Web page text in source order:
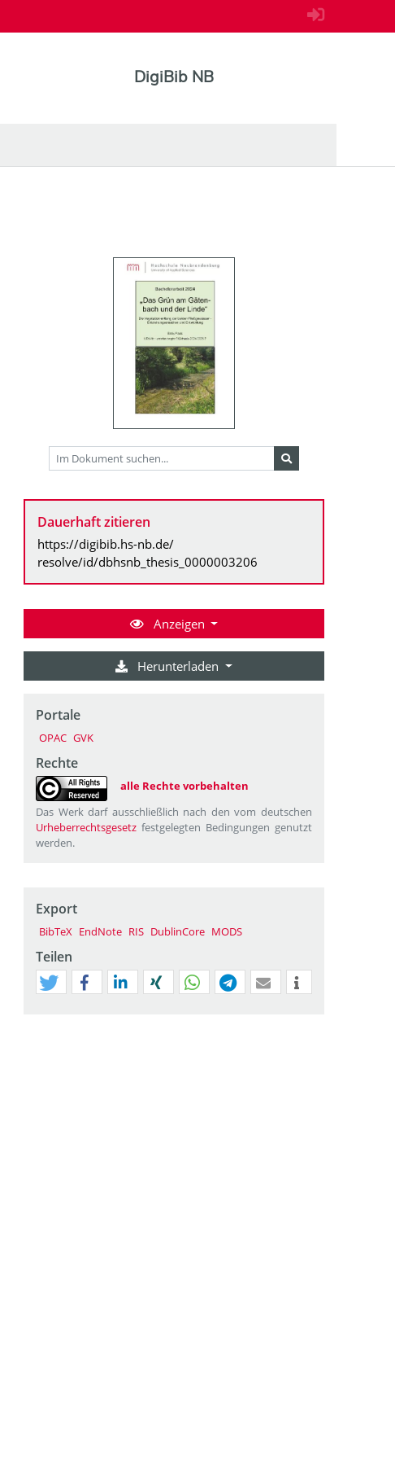
DigiBib NB
Dauerhaft zitieren
https://digibib.hs-nb.de/
resolve/id/dbhsnb_thesis_0000003206
Anzeigen
Herunterladen
Portale
OPAC GVK
Rechte
alle Rechte vorbehalten
Das Werk darf ausschließlich nach den vom deutschen
Urheberrechtsgesetz festgelegten Bedingungen genutzt
werden.
Export
BibTeX EndNote RIS DublinCore MODS
Teilen